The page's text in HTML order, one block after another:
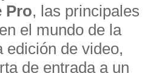
Pro, las principales
el mundo de la
edición de video,
de entrada a un